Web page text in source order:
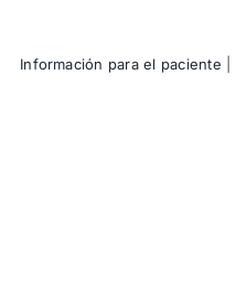
Información para el paciente